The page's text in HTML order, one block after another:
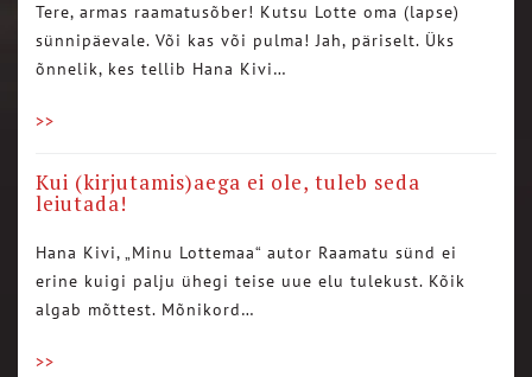
Tere, armas raamatusõber! Kutsu Lotte oma (lapse)
sünnipäevale. Või kas või pulma! Jah, päriselt. Üks
õnnelik, kes tellib Hana Kivi…
>>
Kui (kirjutamis)aega ei ole, tuleb seda
leiutada!
Hana Kivi, „Minu Lottemaa“ autor Raamatu sünd ei
erine kuigi palju ühegi teise uue elu tulekust. Kõik
algab mõttest. Mõnikord…
>>